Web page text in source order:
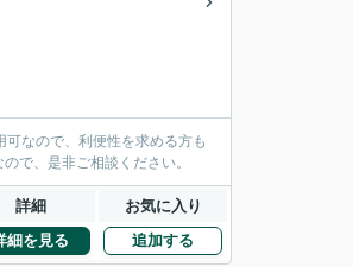
なので、利便性を求める方も
で、是非ご相談ください。
詳細 お気に入り
細を見る 追加する